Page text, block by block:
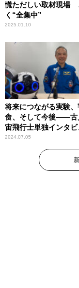
慌ただしい取材現場
く“全集中”
2025.01.10
将来につながる実験
食、そして今後――古
宙飛行士単独インタ
2024.07.05